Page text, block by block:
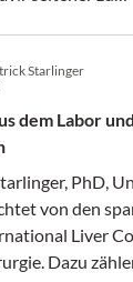
Effekt der
Starlinger
dem Labor
PhD,
von den
Liver
Dazu